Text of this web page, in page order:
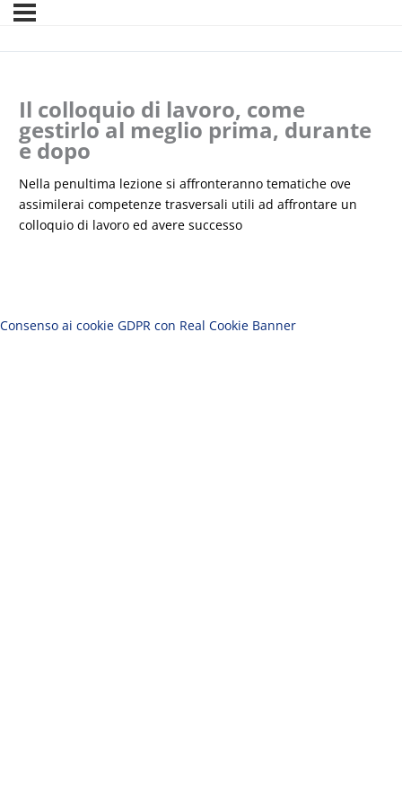
Il colloquio di lavoro, come
gestirlo al meglio prima, durante
e dopo
Nella penultima lezione si affronteranno tematiche ove
assimilerai competenze trasversali utili ad affrontare un
colloquio di lavoro ed avere successo
Consenso ai cookie GDPR con Real Cookie Banner